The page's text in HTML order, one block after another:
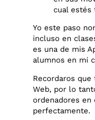
cual estés
Yo este paso
incluso en
es una de mis
alumnos en mi
Recordaros
Web, por lo
ordenadores en
perfectamente.